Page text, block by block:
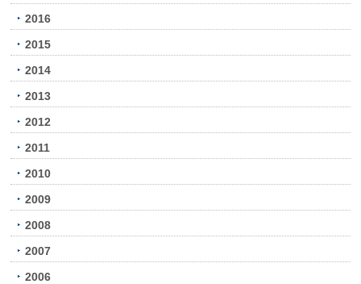
2016
2015
2014
2013
2012
2011
2010
2009
2008
2007
2006